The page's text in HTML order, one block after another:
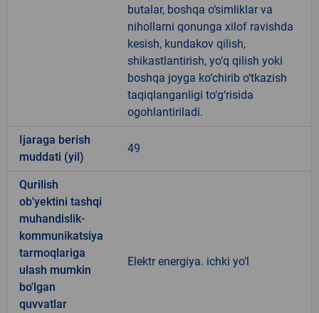
butalar, boshqa o‘simliklar va
nihollarni qonunga xilof ravishda
kesish, kundakov qilish,
shikastlantirish, yo‘q qilish yoki
boshqa joyga ko‘chirib o‘tkazish
taqiqlanganligi to‘g‘risida
ogohlantiriladi.
Ijaraga berish
muddati (yil)
49
Qurilish
ob'yektini tashqi
muhandislik-
kommunikatsiya
tarmoqlariga
ulash mumkin
bo'lgan
quvvatlar
Elektr energiya. ichki yo‘l